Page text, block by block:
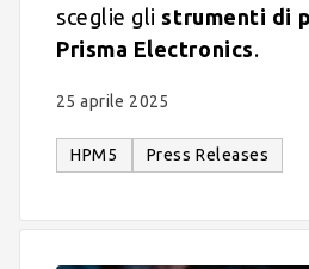
sceglie gli strumenti di
Prisma Electronics.
25 aprile 2025
HPM5 Press Releases